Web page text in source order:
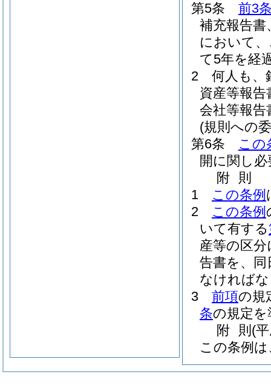
第5条
前3
補充報告書
において
て5年を経
2
何人も、
資産等報
会社等報
(規則への
第6条
この
開に関し
附 則
1
この条例
2
この条例
いて有する
産等の区分
告書を、
なければ
3
前項の規
条の規定
附 則 (
この条例